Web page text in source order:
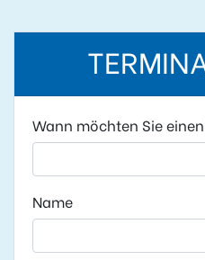
Wann möchten Sie
Name